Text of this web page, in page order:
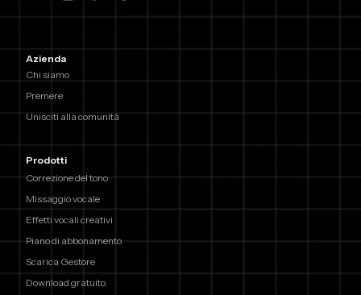
Azienda
Chi siamo
Premere
Unisciti alla comunità
Prodotti
Correzione del tono
Missaggio vocale
Effetti vocali creativi
Piano di abbonamento
Scarica Gestore
Download gratuito